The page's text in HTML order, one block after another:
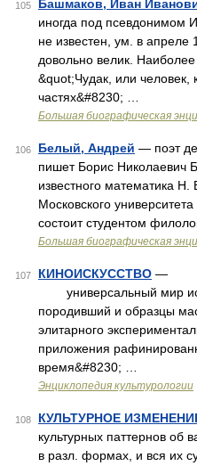
105 Башмаков, Иван
иногда под псевдонимом
не известен, ум. в апреле
довольно велик.
&quot;Чудак, или
частях&#8230; …
Большая биографическая
106 Белый, Андрей — поэт
пишет Борис Николаевич
известного математика Н.
Московского
состоит студентом
Большая биографическая
107 КИНОИСКУССТВО —
универсальный мир
породивший и образцы
элитарного
приложения
время&#8230; …
Энциклопедия культурологии
108 КУЛЬТУРНОЕ
культурных паттернов об
в разл. формах, и вся их